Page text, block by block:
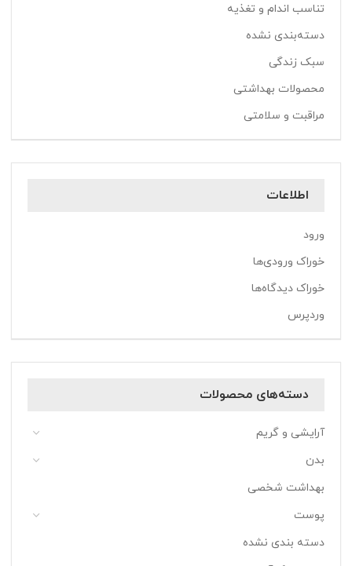
تناسب اندام و تغذیه
دسته‌بندی نشده
سبک زندگی
محصولات بهداشتی
مراقبت و سلامتی
اطلاعات
ورود
خوراک ورودی‌ها
خوراک دیدگاه‌ها
وردپرس
دسته‌های محصولات
آرایشی و گریم
بدن
بهداشت شخصی
پوست
دسته بندی نشده